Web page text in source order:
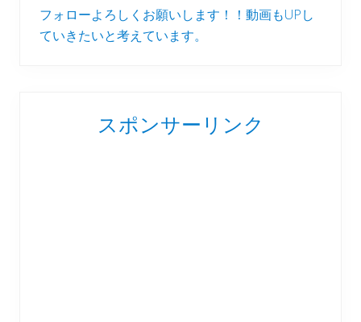
フォローよろしくお願いします！！動画もUPし
ていきたいと考えています。
スポンサーリンク